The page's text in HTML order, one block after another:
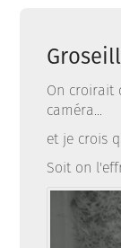
On croirait
caméra...
et je crois
Soit on